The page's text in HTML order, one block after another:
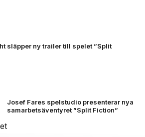
släpper ny trailer till spelet ”Split
Josef Fares spelstudio presenterar nya
samarbetsäventyret ”Split Fiction”